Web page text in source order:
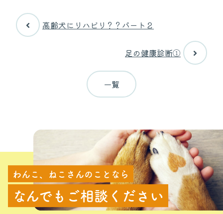
高齢犬にリハビリ？？パート２
一覧
足の健康診断①
わんこ、ねこさんのことなら
なんでもご相談ください